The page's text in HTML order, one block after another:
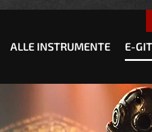
SeiteDiese Meldung nicht
ALLE INSTRUMENTE E-